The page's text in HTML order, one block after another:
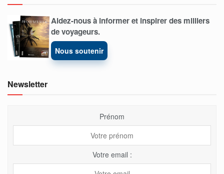
Aidez-nous à informer et inspirer des milliers
de voyageurs.
Nous soutenir
Newsletter
Prénom
Votre email :